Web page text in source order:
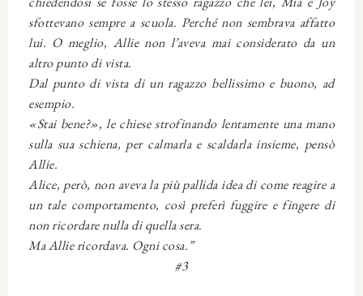
sfottevano sempre a scuola. Perché non sembrava affatto
lui. O meglio, Allie non l’aveva mai considerato da un
altro punto di vista.
Dal punto di vista di un ragazzo bellissimo e buono, ad
esempio.
«Stai bene?», le chiese strofinando lentamente una mano
sulla sua schiena, per calmarla e scaldarla insieme, pensò
Allie.
Alice, però, non aveva la più pallida idea di come reagire a
un tale comportamento, così preferì fuggire e fingere di
non ricordare nulla di quella sera.
Ma Allie ricordava. Ogni cosa.”
#3